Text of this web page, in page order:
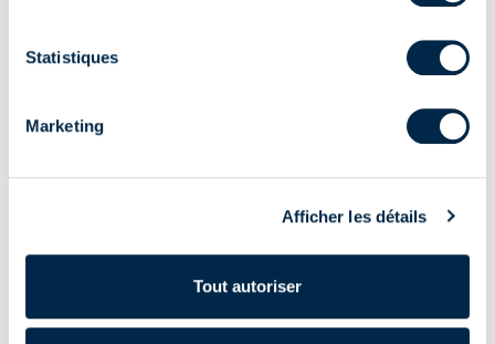
Statistiques
Marketing
Afficher les détails
Tout autoriser
Composite
CEO45401705 Composite
Composite
10/17 -
10/20 -
15/20 -
(Nm)
10 10 15